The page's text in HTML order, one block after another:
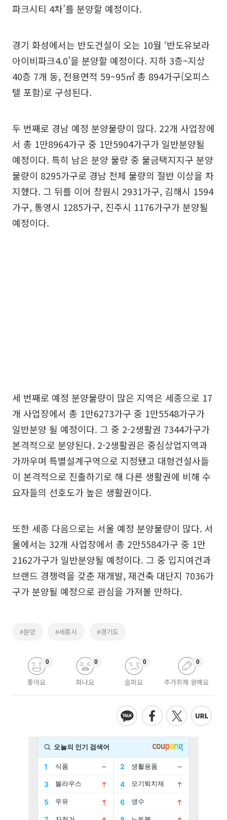
파크시티 4차’를 분양할 예정이다.
경기 화성에서는 반도건설이 오는 10월 ‘반도유보라
아이비파크4.0’을 분양할 예정이다. 지하 3층~지상
40층 7개 동, 전용면적 59~95㎡ 총 894가구(오피스
텔 포함)로 구성된다.
두 번째로 경남 예정 분양물량이 많다. 22개 사업장에
서 총 1만8964가구 중 1만5904가구가 일반분양될
예정이다. 특히 남은 분양 물량 중 물금택지지구 분양
물량이 8295가구로 경남 전체 물량의 절반 이상을 차
지했다. 그 뒤를 이어 창원시 2931가구, 김해시 1594
가구, 통영시 1285가구, 진주시 1176가구가 분양될
예정이다.
세 번째로 예정 분양물량이 많은 지역은 세종으로 17
개 사업장에서 총 1만6273가구 중 1만5548가구가
일반분양 될 예정이다. 그 중 2-2생활권 7344가구가
본격적으로 분양된다. 2-2생활권은 중심상업지역과
가까우며 특별설계구역으로 지정됐고 대형건설사들
이 본격적으로 진출하기로 해 다른 생활권에 비해 수
요자들의 선호도가 높은 생활권이다.
또한 세종 다음으로는 서울 예정 분양물량이 많다. 서
울에서는 32개 사업장에서 총 2만5584가구 중 1만
2162가구가 일반분양될 예정이다. 그 중 입지여건과
브랜드 경쟁력을 갖춘 재개발, 재건축 대단지 7036가
구가 분양될 예정으로 관심을 가져볼 만하다.
#분양 #세종시 #경기도
좋아요
0
화나요
0
슬퍼요
0
추가취재 원해요
0